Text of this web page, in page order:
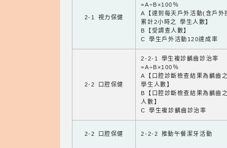
2-1 視力保健
=A÷B×100％
A【達到每天戶外活動(含戶外
累計2小時之 學生人數】
B【受調查人數】
C 學生戶外活動120達成率
2-2 口腔保健
2-2-1 學生複診齲齒診治率
=A÷B×100％
A【口腔診斷檢查結果為齲齒
學生人數】
B【口腔診斷檢查結果為齲齒
人數】
C 學生複診齲齒診治率
2-2 口腔保健 2-2-2 推動午餐潔牙活動